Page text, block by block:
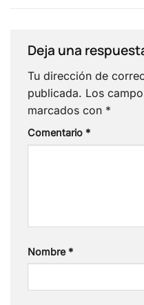
Deja una
Tu dirección de
publicada. Los
marcados con *
Comentario *
Nombre *